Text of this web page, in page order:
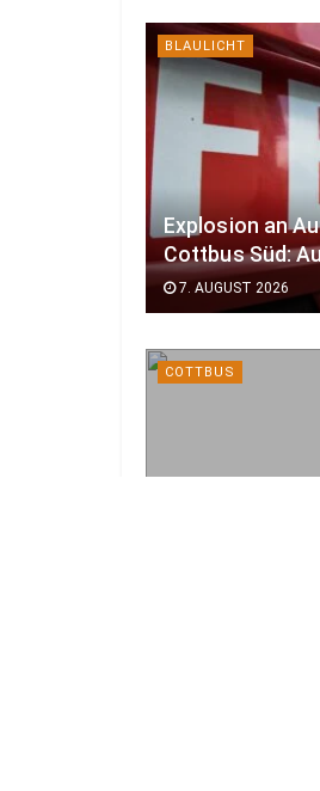
BLAULICHT
Explosion an
Cottbus Süd:
7. AUGUST 2026
COTTBUS